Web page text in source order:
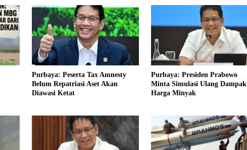
Purbaya: Peserta Tax Amnesty
Belum Repatriasi Aset Akan
Diawasi Ketat
Purbaya: Presiden Prabowo
Minta Simulasi Ulang Dampak
Harga Minyak